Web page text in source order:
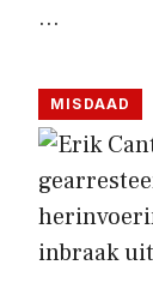
…
MISDAAD